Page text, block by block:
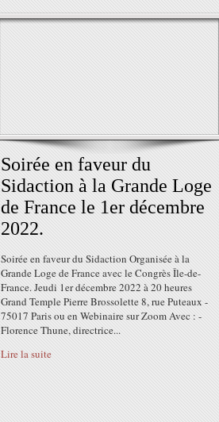
Soirée en faveur du
Sidaction à la Grande Loge
de France le 1er décembre
2022.
Soirée en faveur du Sidaction Organisée à la
Grande Loge de France avec le Congrès Île-de-
France. Jeudi 1er décembre 2022 à 20 heures
Grand Temple Pierre Brossolette 8, rue Puteaux -
75017 Paris ou en Webinaire sur Zoom Avec : -
Florence Thune, directrice...
Lire la suite